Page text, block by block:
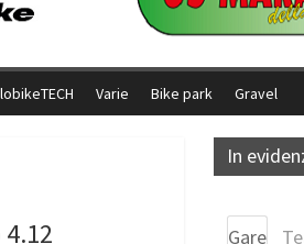
Varie Bike park Gravel
In
Gare